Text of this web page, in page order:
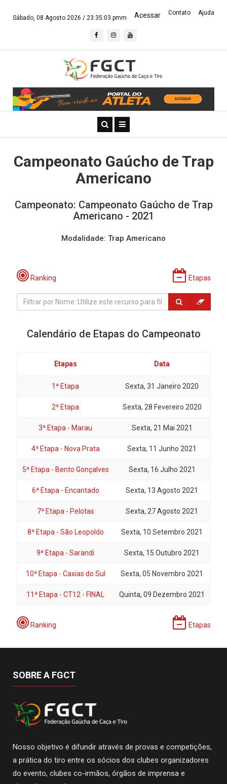
Sábado, 08 Agosto 2026 / 23:35:03 pmm Acessar Contato Ajuda
Campeonato Gaúcho de Trap
Americano
Campeonato: Campeonato Gaúcho de Trap
Americano - 2021
Modalidade: Trap Americano
Ranking Etapas
Calendário de Etapas do Campeonato
Etapas Data
1ª Etapa Sexta, 31 Janeiro 2020
2ª Etapa Sexta, 28 Fevereiro 2020
3ª Etapa - Marau Sexta, 21 Mai 2021
4ª Etapa - Nova Prata Sexta, 11 Junho 2021
5ª Etapa - Bento Gonçalves Sexta, 16 Julho 2021
6ª Etapa - Encantado Sexta, 13 Agosto 2021
7ª Etapa - Pelotas Sexta, 27 Agosto 2021
8ª Etapa - São Leopoldo Sexta, 10 Setembro 2021
9ª Etapa - Sarandi Sexta, 15 Outubro 2021
10ª Etapa - Caxias do Sul Sexta, 05 Novembro 2021
11ª Etapa - CT12 - FINAL Quinta, 09 Dezembro 2021
Ranking Etapas
SOBRE A FGCT
Nosso objetivo é difundir através de provas e competições,
a prática do tiro entre os sócios dos clubes organizadores
do evento, clubes co-irmãos, órgãos de imprensa e